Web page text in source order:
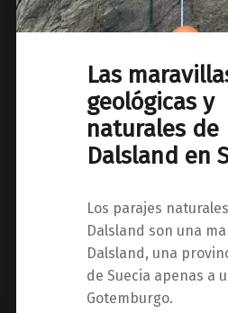
Las
geológicas y
naturales de
Dalsland en
Los parajes
Dalsland son una
Dalsland, una
de Suecia apenas a
Gotemburgo.